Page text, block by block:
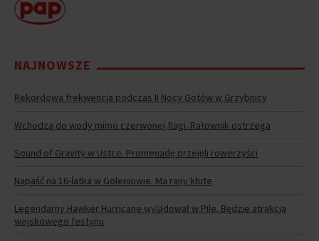
NAJNOWSZE
Rekordowa frekwencja podczas II Nocy Gotów w Grzybnicy
Wchodzą do wody mimo czerwonej flagi. Ratownik ostrzega
Sound of Gravity w Ustce. Promenadę przejęli rowerzyści
Napaść na 16-latka w Goleniowie. Ma rany kłute
Legendarny Hawker Hurricane wylądował w Pile. Będzie atrakcją
wojskowego festynu